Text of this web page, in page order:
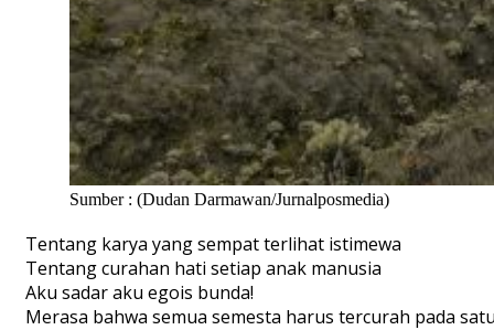
Sumber : (Dudan Darmawan/Jurnalposmedia)
Tentang karya yang sempat terlihat istimewa
Tentang curahan hati setiap anak manusia
Aku sadar aku egois bunda!
Merasa bahwa semua semesta harus tercurah pada